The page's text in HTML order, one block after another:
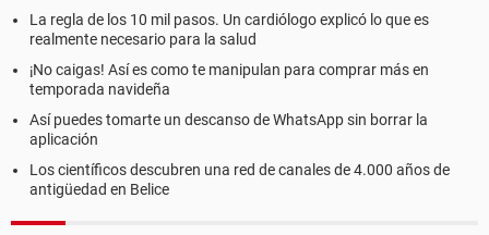
La regla de los 10 mil pasos. Un cardiólogo explicó lo que es
realmente necesario para la salud
¡No caigas! Así es como te manipulan para comprar más en
temporada navideña
Así puedes tomarte un descanso de WhatsApp sin borrar la
aplicación
Los científicos descubren una red de canales de 4.000 años de
antigüedad en Belice